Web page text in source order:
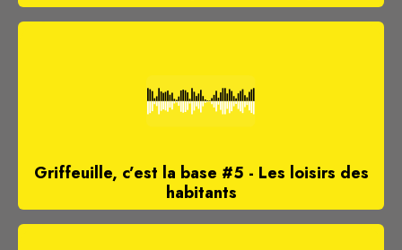
Griffeuille, c’est la base #5 - Les loisirs des
habitants